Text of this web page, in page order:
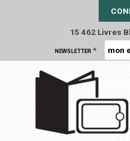
15 462 Livres
NEWSLETTER *